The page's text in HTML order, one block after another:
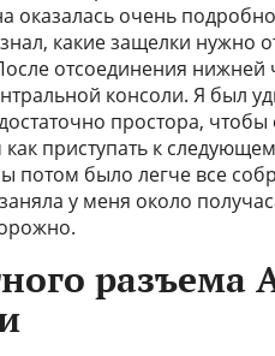
оказалась очень
какие защелки нужно
отсоединения нижней
консоли. Я был
простора,
приступать к
потом было легче все
у меня около
разъема